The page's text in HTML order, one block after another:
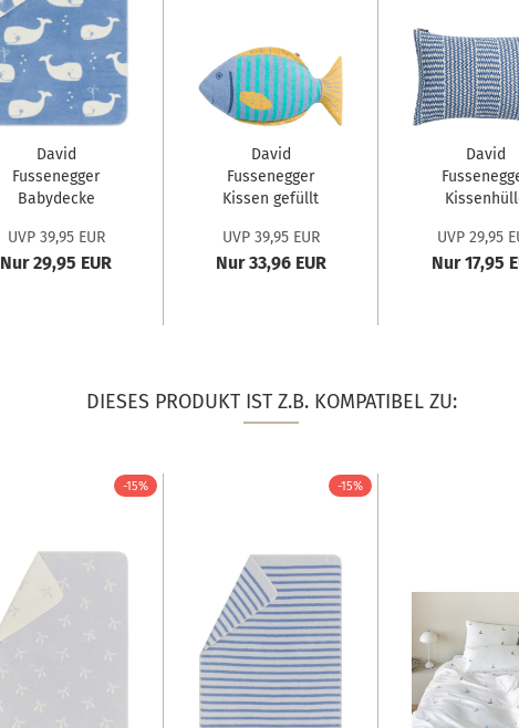
David
Fussenegger
Babydecke
allover'...
UVP 39,95 EUR
Nur 29,95 EUR
David
Fussenegger
Kissen gefüllt
UVP 39,95 EUR
Nur 33,96 EUR
David
UVP 29,95
Nur 17,95
DIESES PRODUKT IST Z.B. KOMPATIBEL ZU:
-15% -15%